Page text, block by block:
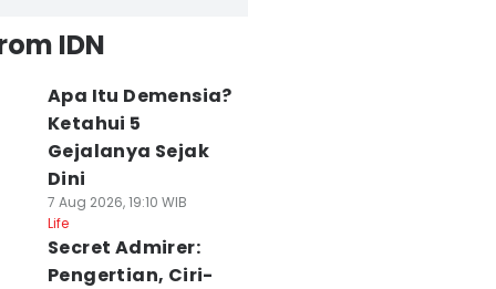
IDN
Apa Itu Demensia?
Ketahui 5
Gejalanya Sejak
Dini
7 Aug 2026, 19:10 WIB
Life
Secret Admirer:
Pengertian, Ciri-